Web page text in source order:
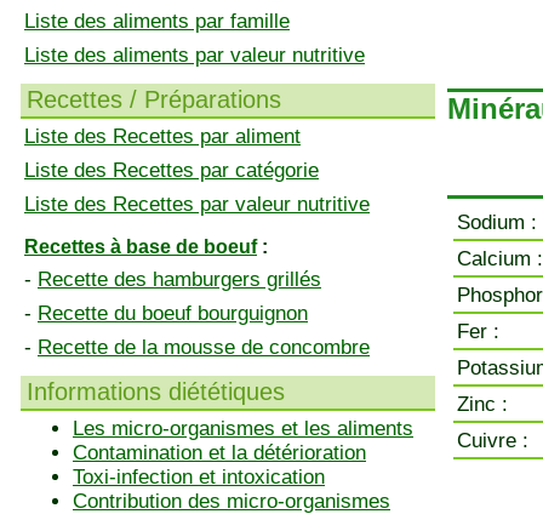
Liste des aliments par famille
Liste des aliments par valeur nutritive
Recettes / Préparations
Liste des Recettes par aliment
Liste des Recettes par catégorie
Liste des Recettes par valeur nutritive
Recettes à base de boeuf:
- Recette des hamburgers grillés
- Recette du boeuf bourguignon
- Recette de la mousse de concombre
Informations diététiques
Les micro-organismes et les aliments
Contamination et la détérioration
Toxi-infection et intoxication
Contribution des micro-organismes
Sodium :
Calcium :
Fer :
Zinc :
Cuivre :